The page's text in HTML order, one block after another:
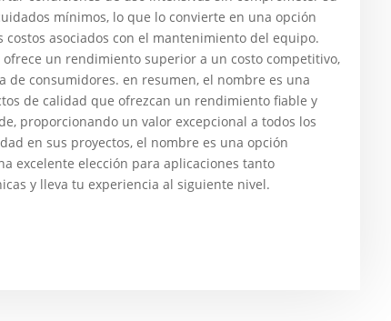
mínimos, lo que lo convierte en una opción
asociados con el mantenimiento del equipo.
un rendimiento superior a un costo competitivo,
consumidores. en resumen, el nombre es una
de calidad que ofrezcan un rendimiento fiable y
proporcionando un valor excepcional a todos los
en sus proyectos, el nombre es una opción
excelente elección para aplicaciones tanto
y lleva tu experiencia al siguiente nivel.